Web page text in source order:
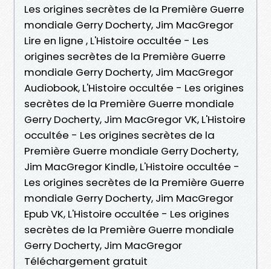
Les origines secrètes de la Première Guerre
mondiale Gerry Docherty, Jim MacGregor
Lire en ligne , L'Histoire occultée - Les
origines secrètes de la Première Guerre
mondiale Gerry Docherty, Jim MacGregor
Audiobook, L'Histoire occultée - Les origines
secrètes de la Première Guerre mondiale
Gerry Docherty, Jim MacGregor VK, L'Histoire
occultée - Les origines secrètes de la
Première Guerre mondiale Gerry Docherty,
Jim MacGregor Kindle, L'Histoire occultée -
Les origines secrètes de la Première Guerre
mondiale Gerry Docherty, Jim MacGregor
Epub VK, L'Histoire occultée - Les origines
secrètes de la Première Guerre mondiale
Gerry Docherty, Jim MacGregor
Téléchargement gratuit